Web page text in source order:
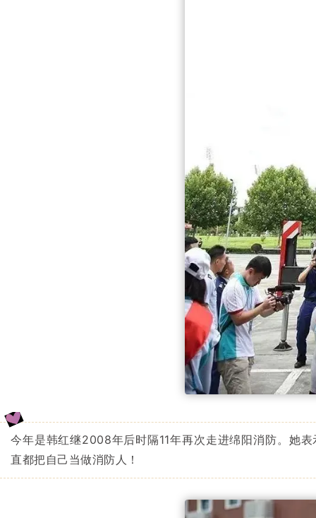
今年是韩红继2008年后时隔11年再次走进绵阳消防。她
直都把自己当做消防人！